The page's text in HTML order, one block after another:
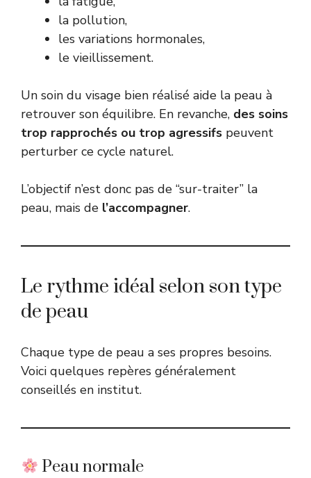
la pollution,
les variations hormonales,
le vieillissement.
Un soin du visage bien réalisé aide la peau à
retrouver son équilibre. En revanche, des soins
trop rapprochés ou trop agressifs peuvent
perturber ce cycle naturel.
L’objectif n’est donc pas de “sur-traiter” la
peau, mais de l’accompagner.
Le rythme idéal selon son type
de peau
Chaque type de peau a ses propres besoins.
Voici quelques repères généralement
conseillés en institut.
Peau normale